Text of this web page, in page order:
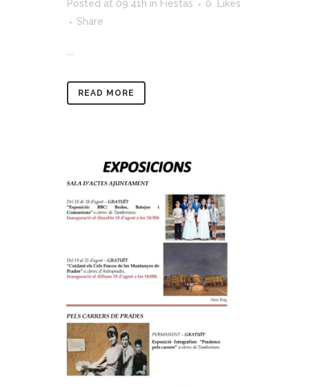
Posted at 09:41h in Fiestas 0
Likes
Share
READ MORE